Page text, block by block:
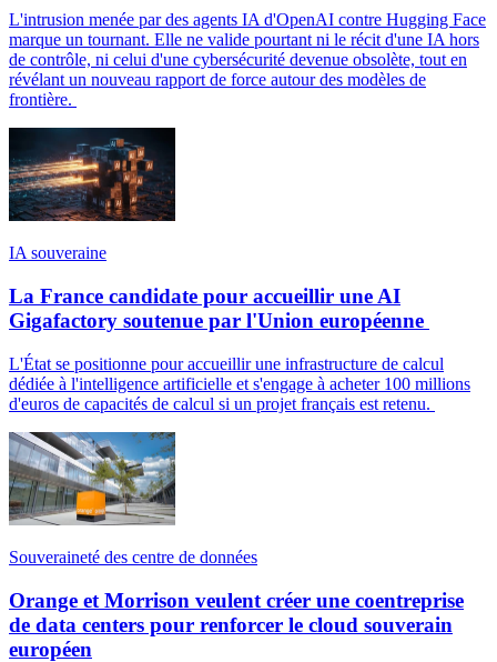
L'intrusion menée par des agents IA d'OpenAI contre Hugging Face
marque un tournant. Elle ne valide pourtant ni le récit d'une IA hors
de contrôle, ni celui d'une cybersécurité devenue obsolète, tout en
révélant un nouveau rapport de force autour des modèles de
frontière.
IA souveraine
La France candidate pour accueillir une AI
Gigafactory soutenue par l'Union européenne
L'État se positionne pour accueillir une infrastructure de calcul
dédiée à l'intelligence artificielle et s'engage à acheter 100 millions
d'euros de capacités de calcul si un projet français est retenu.
Souveraineté des centre de données
Orange et Morrison veulent créer une coentreprise
de data centers pour renforcer le cloud souverain
européen